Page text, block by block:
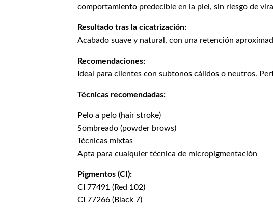
comportamiento predecible en la piel, sin riesgo de
Resultado tras la cicatrización:
Acabado suave y natural, con una retención
Recomendaciones:
Ideal para clientes con subtonos cálidos o neutros.
Técnicas recomendadas:
Pelo a pelo (hair stroke)
Sombreado (powder brows)
Técnicas mixtas
Apta para cualquier técnica de micropigmentación
Pigmentos (CI):
CI 77491 (Red 102)
CI 77266 (Black 7)